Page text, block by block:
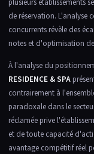
plusieurs établissements
de réservation. L'analyse
concurrents révèle des
notes et d'optimisation
À l'analyse du
RESIDENCE & SPA
contrairement à
paradoxale dans le
réclamée prive
et de toute capacité
avantage compétitif réel